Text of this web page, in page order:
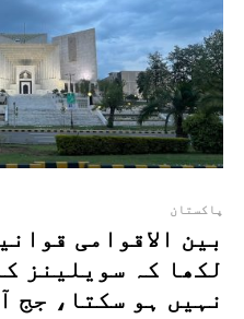
پاکستان
بین الاقوامی
لکھا کہ سویلینز
نہیں ہو سکتا، جج